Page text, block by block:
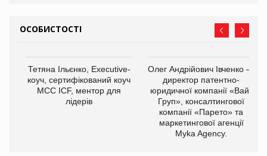
ОСОБИСТОСТІ
Тетяна Ільєнко, Executive-
коуч, сертифікований коуч
МСС ICF, ментор для
лідерів
Олег Андрійович Івченко —
директор патентно-
юридичної компанії «Вайз
Груп», консалтингової
компанії «Парето» та
маркетингової агенції
Myka Agency.